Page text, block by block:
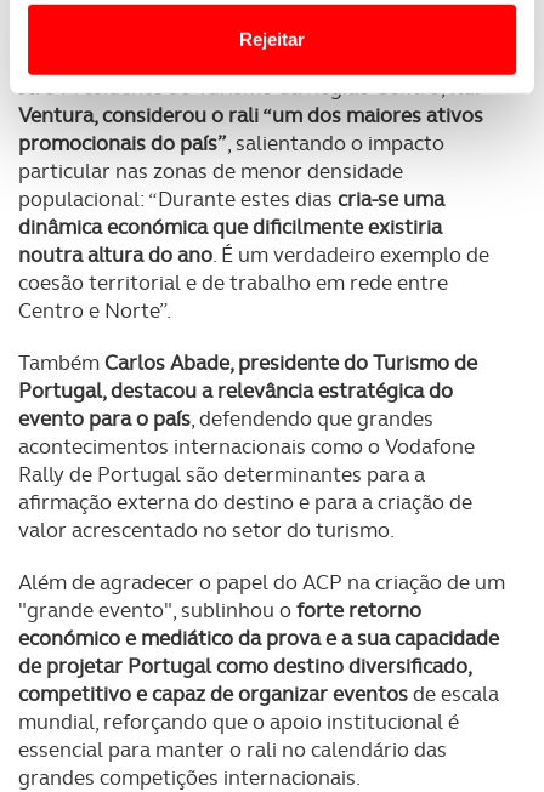
personalizar conteúdos e anúncios, para lhe proporcionar
funcionalidades de redes sociais, bem como para
analisar dados de navegação no nosso website.
Adicionalmente partilhamos informação, relativa à sua
utilização do nosso site de publicidade e de análise, com
parceiros e organizações na UE e em países terceiros.
dados pessoais serão realizadas apenas com o seu
consentimento e quando tal se afigure estritamente
necessário no contexto dos serviços a prestar.
Realçamos que o bloqueio de certo tipo de Cookies e
tecnologias similares pode ter impacto na sua
disponibilizados.
Consulte a política de cookies do site.
Rejeitar
euros em retorno e comunicação e que promovem
cidades, vilas e territórios de baixa densidade".
Já o Presidente do Turismo da Região Centro,Rui
Ventura, considerou o rali “um dos maiores ativos
promocionais do país”, salientando o impacto
particular nas zonas de menor densidade
populacional: “Durante estes dias cria-se uma
dinâmica económica que dificilmente existiria
noutra altura do ano. É um verdadeiro exemplo de
coesão territorial e de trabalho em rede entre
Centro e Norte”.
TambémCarlos Abade, presidente do Turismo de
Portugal, destacou a relevância estratégica do
evento para o país, defendendo que grandes
acontecimentos internacionais como o Vodafone
Rally de Portugal são determinantes para a
afirmação externa do destino e para a criação de
valor acrescentado no setor do turismo.
Além de agradecer o papel do ACP na criação de um
"grande evento", sublinhou oforte retorno
económico e mediático da prova e a sua capacidade
de projetar Portugal como destino diversificado,
competitivo e capaz de organizar eventosde escala
mundial, reforçando que o apoio institucional é
essencial para manter o rali no calendário das
grandes competições internacionais.